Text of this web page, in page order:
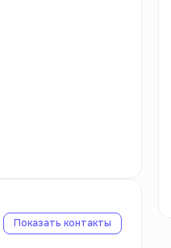
Показать контакты